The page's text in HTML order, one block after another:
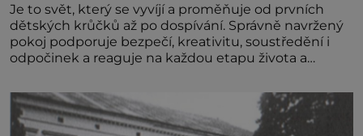
Je to svět, který se vyvíjí a proměňuje od prvních
dětských krůčků až po dospívání. Správně navržený
pokoj podporuje bezpečí, kreativitu, soustředění i
odpočinek a reaguje na každou etapu života a
jednoduchost, měkkost a bezpečí, proto by pokoj
miminka měl působit především klidně a útulně.
Předškolní věk je